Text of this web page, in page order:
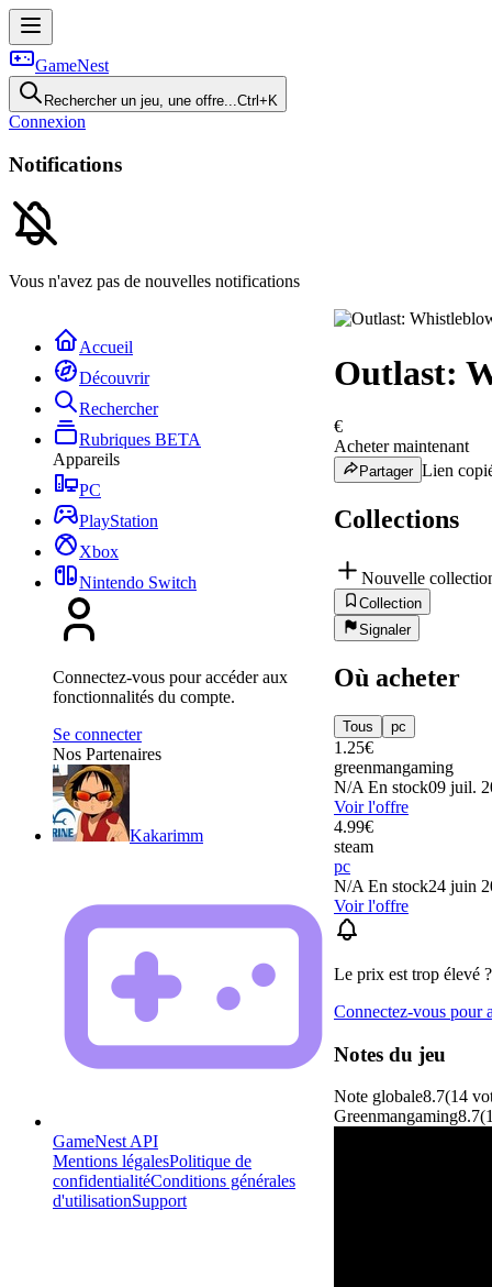
GameNest
Rechercher un jeu, une offre...Ctrl+K
Connexion
Notifications
Vous n'avez pas de nouvelles notifications
Accueil
Découvrir
Rechercher
Rubriques BETA
Appareils
PC
PlayStation
Xbox
Nintendo Switch
Connectez-vous pour accéder aux
fonctionnalités du compte.
Se connecter
Nos Partenaires
Kakarimm
GameNest API
Mentions légalesPolitique de
confidentialitéConditions générales
d'utilisationSupport
Outlast:
€
Acheter maintenant
Partager Lien
Collections
Nouvelle
Collection
Signaler
Où acheter
Tous pc
1.25€
greenmangaming
N/A En stock09 juil.
Voir l'offre
4.99€
steam
pc
N/A En stock24 juin
Voir l'offre
Le prix est trop élevé
Connectez-vous pour
Notes du jeu
Note globale8.7(14
Greenmangaming8.7(